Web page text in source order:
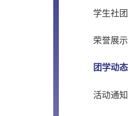
学生社团
荣誉展示
团学动态
活动通知